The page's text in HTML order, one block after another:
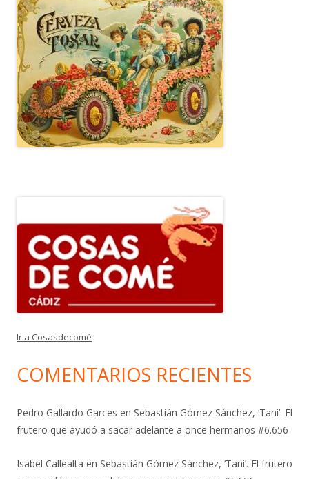
Ir a Cosasdecomé
COMENTARIOS RECIENTES
Pedro Gallardo Garces en Sebastián Gómez Sánchez, ‘Tani’. El
frutero que ayudó a sacar adelante a once hermanos #6.656
Isabel Callealta en Sebastián Gómez Sánchez, ‘Tani’. El frutero